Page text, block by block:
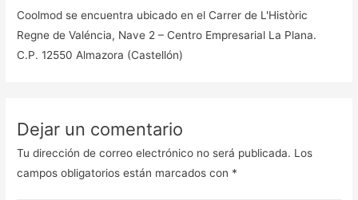
Coolmod se encuentra ubicado en el Carrer de L'Històric
Regne de Valéncia, Nave 2 – Centro Empresarial La Plana.
C.P. 12550 Almazora (Castellón)
Dejar un comentario
Tu dirección de correo electrónico no será publicada. Los
campos obligatorios están marcados con *